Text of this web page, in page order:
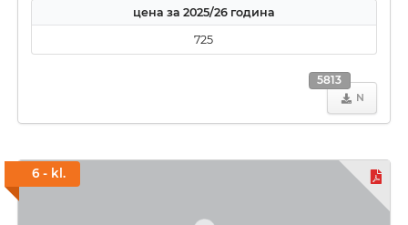
цена за 2025/26 година
725
N
5813
6 - kl.